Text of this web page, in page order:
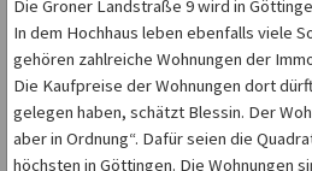
Die Groner Landstraße 9 wird in
In dem Hochhaus leben ebenfalls viele
gehören zahlreiche Wohnungen der
Die Kaufpreise der Wohnungen dort
gelegen haben, schätzt Blessin. Der
aber in Ordnung“. Dafür seien die
höchsten in Göttingen. Die Wohnungen